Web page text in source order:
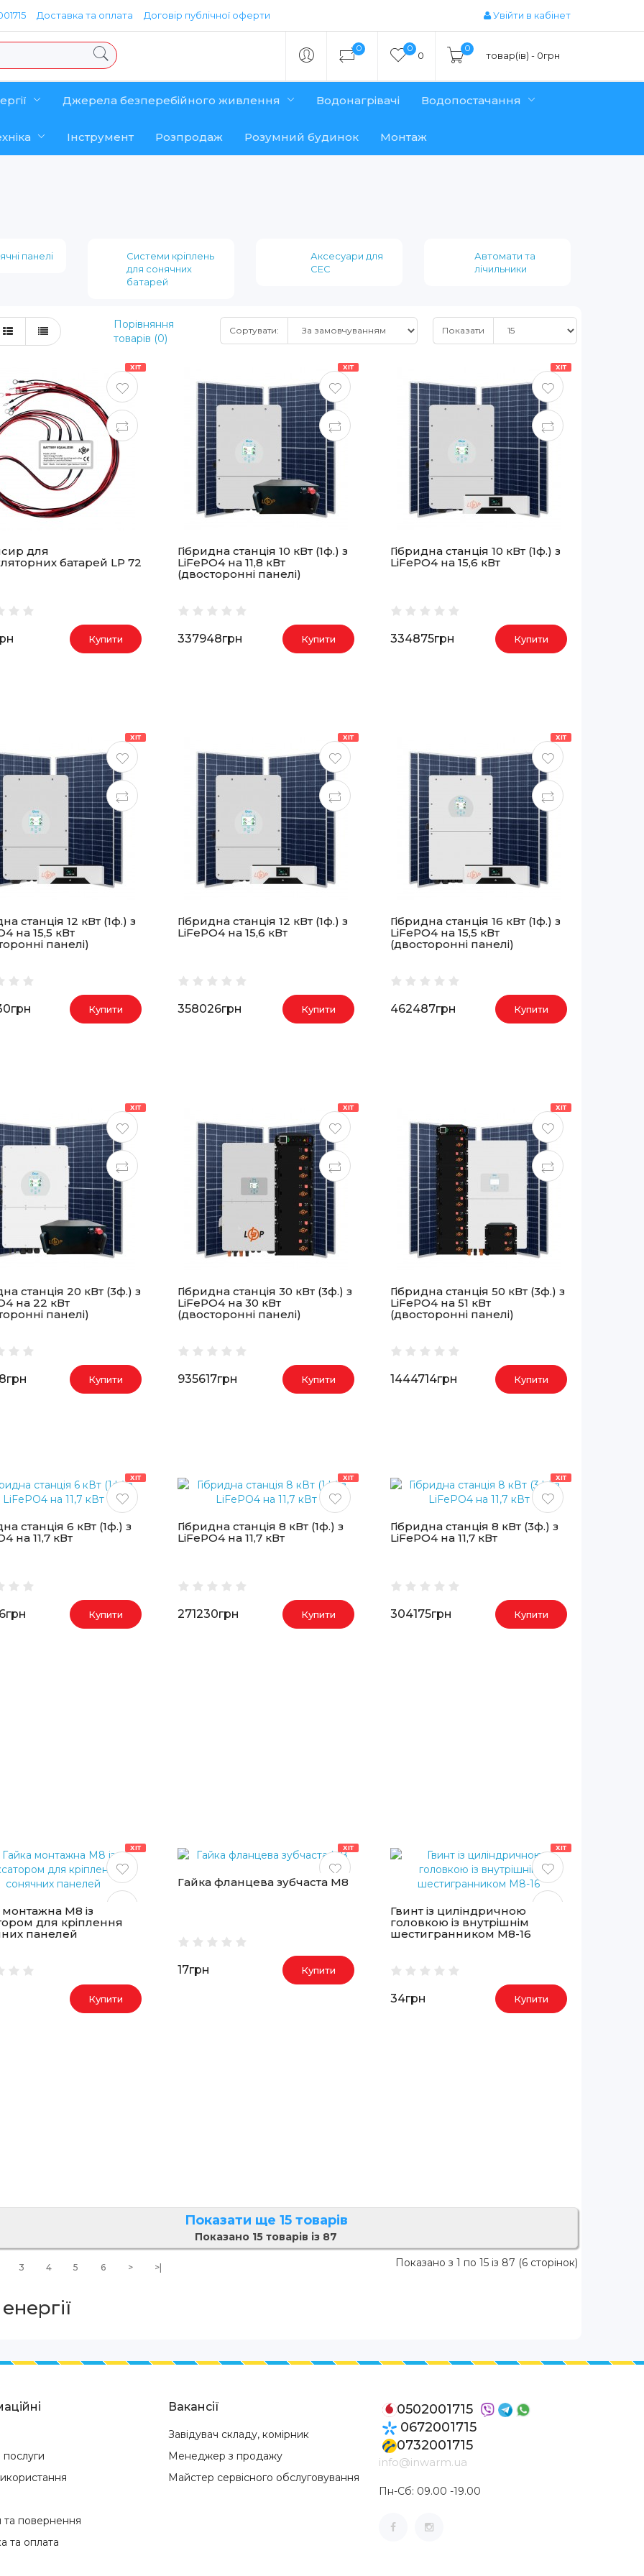
Доставка та оплата Договір публічної оферти Увійти в кабінет
0
товар(ів) - 0грн
0 0
0
Джерела безперебійного живлення Водонагрівачі Водопостачання
Інструмент Розпродаж Розумний будинок Монтаж
панелі
Системи кріплень
для сонячних
батарей
Аксесуари для
СЕС
Автомати та
лічильники
Порівняння
товарів (0)
Сортувати: Показати
ХІТ
для
батарей LP 72
Купити
ХІТ
Гібридна станція 10 кВт (1ф.) з
LiFePO4 на 11,8 кВт
(двосторонні панелі)
337948грн Купити
ХІТ
Гібридна станція 10 кВт (1ф.) з
LiFePO4 на 15,6 кВт
334875грн Купити
ХІТ
станція 12 кВт (1ф.) з
на 15,5 кВт
панелі)
Купити
ХІТ
Гібридна станція 12 кВт (1ф.) з
LiFePO4 на 15,6 кВт
358026грн Купити
ХІТ
Гібридна станція 16 кВт (1ф.) з
LiFePO4 на 15,5 кВт
(двосторонні панелі)
462487грн Купити
ХІТ
станція 20 кВт (3ф.) з
на 22 кВт
панелі)
Купити
ХІТ
Гібридна станція 30 кВт (3ф.) з
LiFePO4 на 30 кВт
(двосторонні панелі)
935617грн Купити
ХІТ
Гібридна станція 50 кВт (3ф.) з
LiFePO4 на 51 кВт
(двосторонні панелі)
1444714грн Купити
ХІТ
станція 6 кВт (1ф.) з
на 11,7 кВт
Купити
ХІТ
Гібридна станція 8 кВт (1ф.) з
LiFePO4 на 11,7 кВт
271230грн Купити
ХІТ
Гібридна станція 8 кВт (3ф.) з
LiFePO4 на 11,7 кВт
304175грн Купити
ХІТ
монтажна М8 із
для кріплення
панелей
Купити
ХІТ
Гайка фланцева зубчаста М8
17грн Купити
ХІТ
Гвинт із циліндричною
головкою із внутрішнім
шестигранником M8-16
34грн Купити
Показати ще 15 товарів
Показано 15 товарів із 87
3 4 5 6 > >| Показано з 1 по 15 із 87 (6 сторінок)
послуги
та повернення
та оплата
Вакансії
Завідувач складу, комірник
Менеджер з продажу
Майстер сервісного обслуговування
0502001715
0672001715
0732001715
info@inwarm.ua
Пн-Сб: 09.00 -19.00